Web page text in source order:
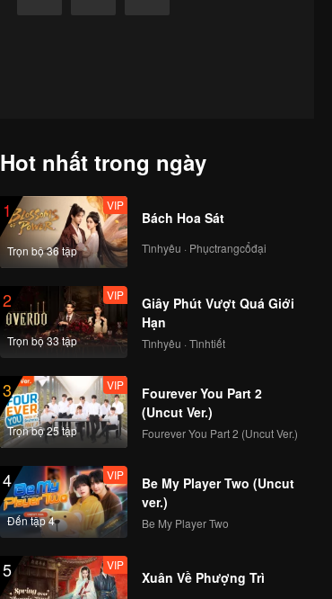
Hot nhất trong ngày
1
Trọn bộ 36 tập
VIP
Bách Hoa Sát
Tìnhyêu · Phụctrangcổđại
2
Trọn bộ 33 tập
VIP
Giây Phút Vượt Quá Giới
Hạn
Tìnhyêu · Tìnhtiết
3
Trọn bộ 25 tập
VIP
Fourever You Part 2
(Uncut Ver.)
Fourever You Part 2 (Uncut Ver.)
4
Đến tập 4
VIP
Be My Player Two (Uncut
ver.)
Be My Player Two
5 VIP
Xuân Về Phượng Trì